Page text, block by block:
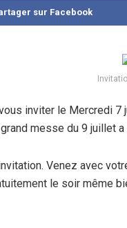
sur Facebook
inviter le Mercredi
messe du 9 juillet a
Venez avec
le soir même